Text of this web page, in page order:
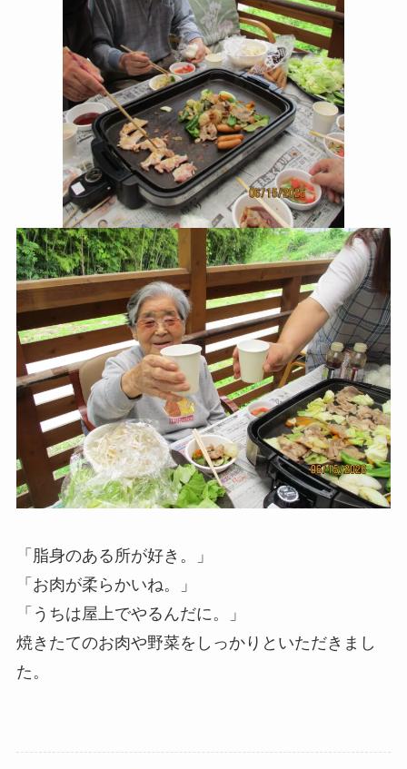
「脂身のある所が好き。」
「お肉が柔らかいね。」
「うちは屋上でやるんだに。」
焼きたてのお肉や野菜をしっかりといただきまし
た。